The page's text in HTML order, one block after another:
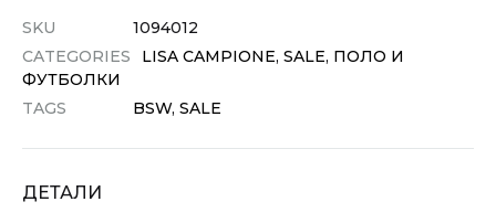
SKU
1094012
CATEGORIES
LISA CAMPIONE, SALE, ПОЛО И
ФУТБОЛКИ
TAGS
BSW, SALE
ДЕТАЛИ